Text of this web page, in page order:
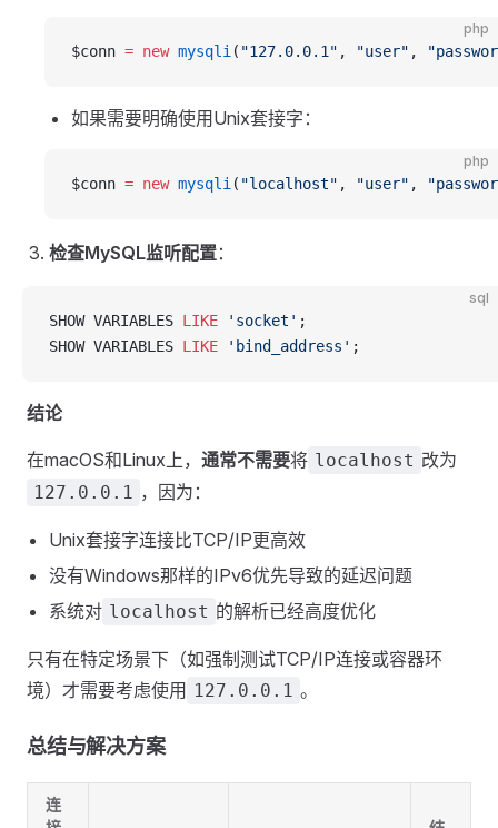
php
$conn = new mysqli ( "127.0.0.1" , "user" ,
如果需要明确使用Unix套接字：
php
$conn = new mysqli ( "localhost" , "user" ,
检查MySQL监听配置：
sql
SHOW VARIABLES LIKE 'socket' ;
SHOW VARIABLES LIKE 'bind_address' ;
结论
在macOS和Linux上， 通常不需要将 localhost 改为
127.0.0.1 ，因为：
Unix套接字连接比TCP/IP更高效
没有Windows那样的IPv6优先导致的延迟问题
系统对 localhost 的解析已经高度优化
只有在特定场景下（如强制测试TCP/IP连接或容器环
境）才需要考虑使用 127.0.0.1 。
总结与解决方案
连